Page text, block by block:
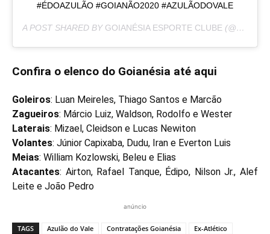
#ÉDOAZULÃO #GOIANÃO2020 #AZULÃODOVALE
A POST SHARED BY GOIANÉSIA ESPORTE CLUBE (@GOIANESIAOFICIAL) ON
Confira o elenco do Goianésia até aqui
Goleiros: Luan Meireles, Thiago Santos e Marcão
Zagueiros: Márcio Luiz, Waldson, Rodolfo e Wester
Laterais: Mizael, Cleidson e Lucas Newiton
Volantes: Júnior Capixaba, Dudu, Iran e Everton Luis
Meias: William Kozlowski, Beleu e Elias
Atacantes: Airton, Rafael Tanque, Édipo, Nilson Jr., Alef
Leite e João Pedro
anúncio
TAGS Azulão do Vale Contratações Goianésia
Ex-Atlético